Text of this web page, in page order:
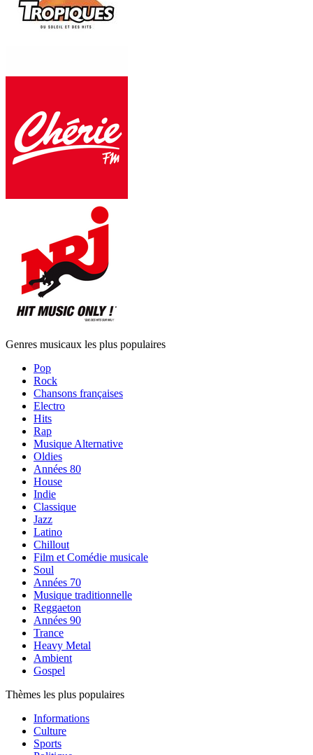
Genres musicaux les plus populaires
Pop
Rock
Chansons françaises
Electro
Hits
Rap
Musique Alternative
Oldies
Années 80
House
Indie
Classique
Jazz
Latino
Chillout
Film et Comédie musicale
Soul
Années 70
Musique traditionnelle
Reggaeton
Années 90
Trance
Heavy Metal
Ambient
Gospel
Thèmes les plus populaires
Informations
Culture
Sports